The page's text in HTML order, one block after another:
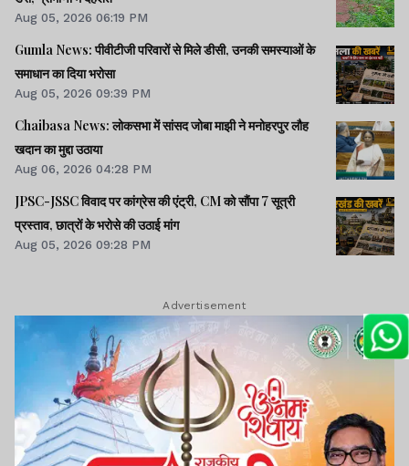
Aug 05, 2026 06:19 PM
Gumla News: पीवीटीजी परिवारों से मिले डीसी, उनकी समस्याओं के
समाधान का दिया भरोसा
Aug 05, 2026 09:39 PM
Chaibasa News: लोकसभा में सांसद जोबा माझी ने मनोहरपुर लौह
खदान का मुद्दा उठाया
Aug 06, 2026 04:28 PM
JPSC-JSSC विवाद पर कांग्रेस की एंट्री, CM को सौंपा 7 सूत्री
प्रस्ताव, छात्रों के भरोसे की उठाई मांग
Aug 05, 2026 09:28 PM
Advertisement